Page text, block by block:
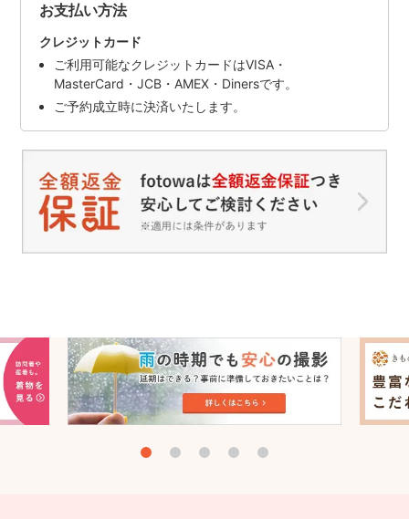
お支払い方法
クレジットカード
ご利用可能なクレジットカードはVISA・
MasterCard・JCB・AMEX・Dinersです。
ご予約成立時に決済いたします。